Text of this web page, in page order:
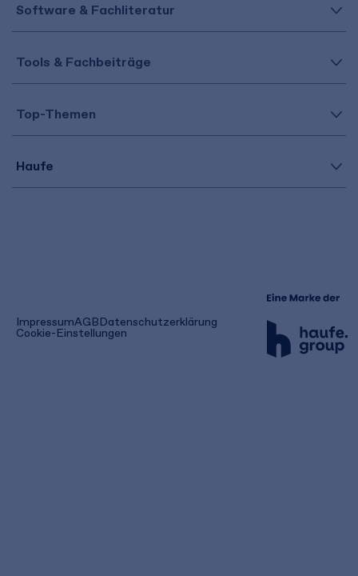
Software & Fachliteratur
Tools & Fachbeiträge
Top-Themen
Haufe
ImpressumAGB(öffnet
in
einem
Datenschutzerklärung
Cookie-Einstellungen